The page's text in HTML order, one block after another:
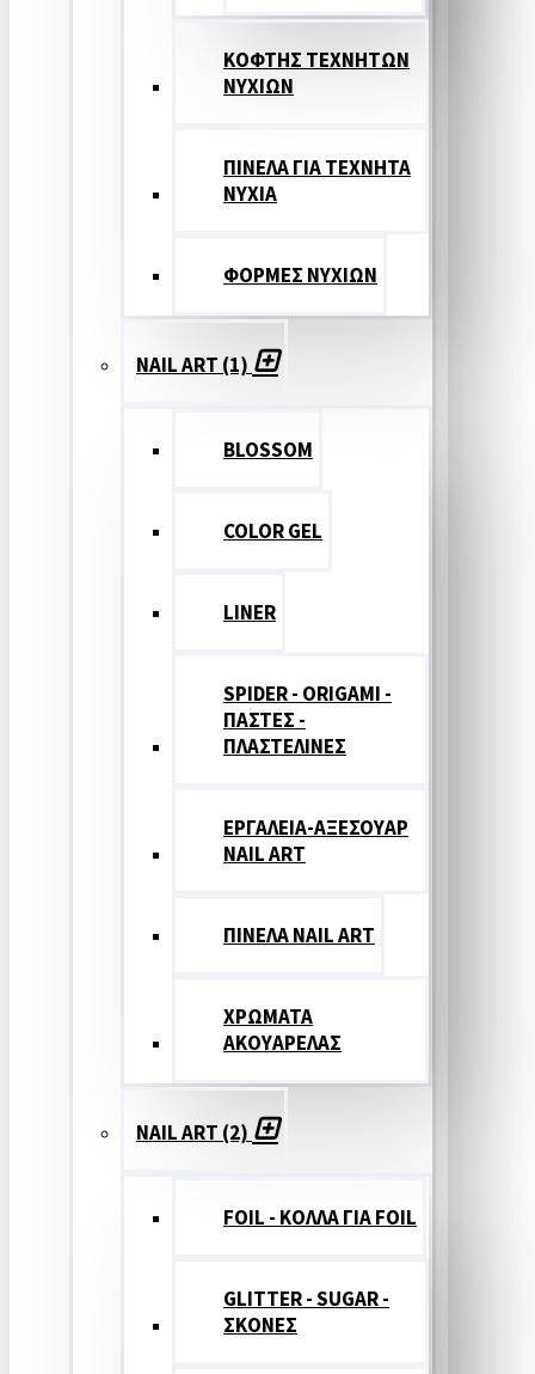
ΚΟΦΤΗΣ ΤΕΧΝΗΤΩΝ
ΝΥΧΙΩΝ
ΠΙΝΕΛΑ ΓΙΑ ΤΕΧΝΗΤΑ
ΝΥΧΙΑ
ΦΟΡΜΕΣ ΝΥΧΙΩΝ
NAIL ART (1)
BLOSSOM
COLOR GEL
LINER
SPIDER - ORIGAMI -
ΠΑΣΤΕΣ -
ΠΛΑΣΤΕΛΙΝΕΣ
ΕΡΓΑΛΕΙΑ-ΑΞΕΣΟΥΑΡ
NAIL ART
ΠΙΝΕΛΑ NAIL ART
ΧΡΩΜΑΤΑ
ΑΚΟΥΑΡΕΛΑΣ
NAIL ART (2)
FOIL - ΚΟΛΛΑ ΓΙΑ FOIL
GLITTER - SUGAR -
ΣΚΟΝΕΣ